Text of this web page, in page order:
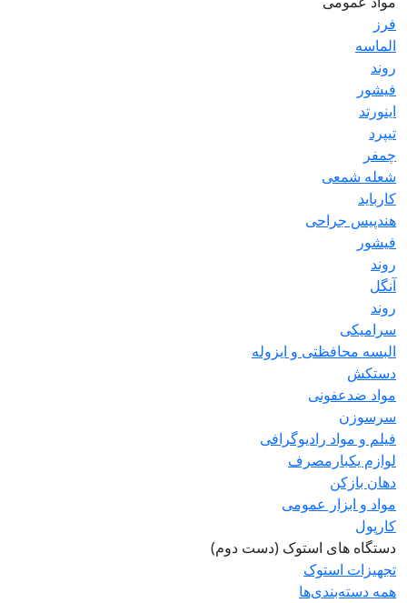
فرز
الماسه
روند
فیشور
اینورتد
تیپرد
چمفر
شعله شمعی
کارباید
هندپیس جراحی
فیشور
روند
آنگل
روند
سرامیکی
البسه محافظتی و ایزوله
دستکش
مواد ضدعفونی
سرسوزن
فیلم و مواد رادیوگرافی
لوازم یکبارمصرف
دهان بازکن
مواد و ابزار عمومی
کارپول
دستگاه های استوک (دست دوم)
تجهیزات استوک
همه دسته‌بندی‌ها